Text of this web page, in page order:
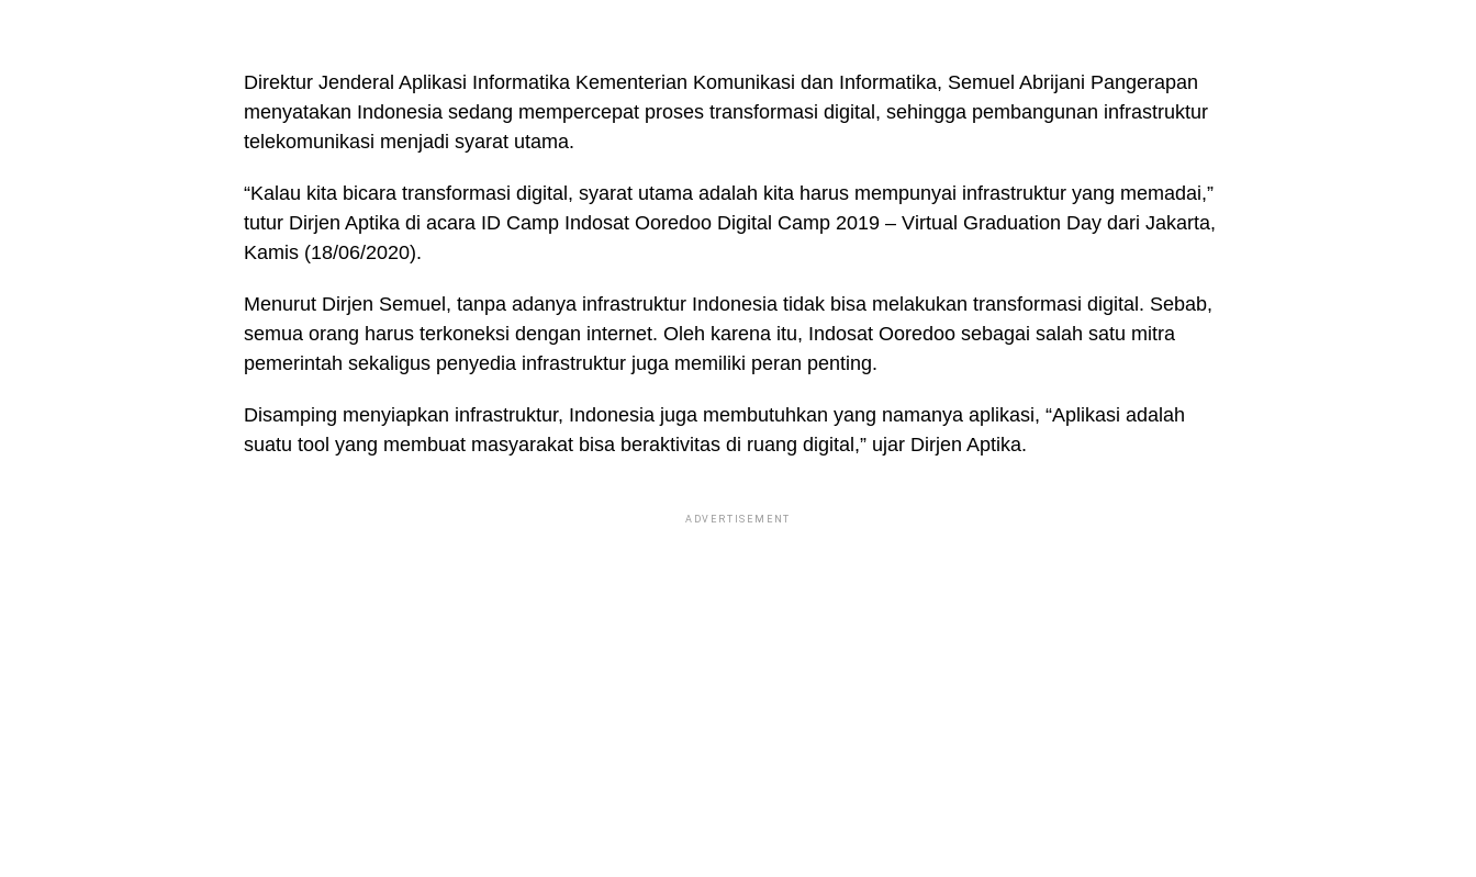
Direktur Jenderal Aplikasi Informatika Kementerian Komunikasi dan Informatika, Semuel Abrijani Pangerapan
menyatakan Indonesia sedang mempercepat proses transformasi digital, sehingga pembangunan infrastruktur
telekomunikasi menjadi syarat utama.
“Kalau kita bicara transformasi digital, syarat utama adalah kita harus mempunyai infrastruktur yang memadai,”
tutur Dirjen Aptika di acara ID Camp Indosat Ooredoo Digital Camp 2019 – Virtual Graduation Day dari Jakarta,
Kamis (18/06/2020).
Menurut Dirjen Semuel, tanpa adanya infrastruktur Indonesia tidak bisa melakukan transformasi digital. Sebab,
semua orang harus terkoneksi dengan internet. Oleh karena itu, Indosat Ooredoo sebagai salah satu mitra
pemerintah sekaligus penyedia infrastruktur juga memiliki peran penting.
Disamping menyiapkan infrastruktur, Indonesia juga membutuhkan yang namanya aplikasi, “Aplikasi adalah
suatu tool yang membuat masyarakat bisa beraktivitas di ruang digital,” ujar Dirjen Aptika.
ADVERTISEMENT